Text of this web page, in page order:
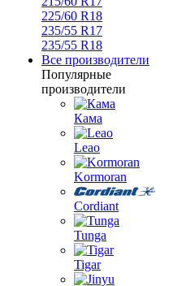
225/60 R18
235/55 R17
235/55 R18
Все производители
Популярные
производители
Кама
Leao
Kormoran
Cordiant
Tunga
Tigar